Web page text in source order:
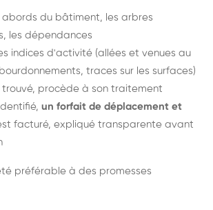
abords du bâtiment, les arbres
les dépendances
indices d'activité (allées et venues au
traces sur les surfaces)
trouvé, procède à son traitement
un forfait de déplacement et
facturé, expliqué transparente avant
préférable à des promesses